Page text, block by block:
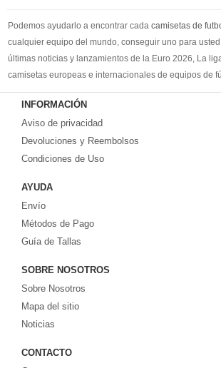
Podemos ayudarlo a encontrar cada camisetas de
cualquier equipo del mundo, conseguir uno para
últimas noticias y lanzamientos de la Euro 2026, La
camisetas europeas e internacionales de equipos de
Comprecamisetas de futbol baratasen la tienda
Europa. ¡Grandes ofertas en todas las camisetas del
europeos e internacionales, todo a los precios más
Compre nuestra gran selección de
equipaciones, camisetas y un portero a partir de €17.6.
INFORMACIÓN
Aviso de privacidad
Devoluciones y Reembolsos
Condiciones de Uso
AYUDA
Envío
Métodos de Pago
Guía de Tallas
SOBRE NOSOTROS
Sobre Nosotros
Mapa del sitio
Noticias
CONTACTO